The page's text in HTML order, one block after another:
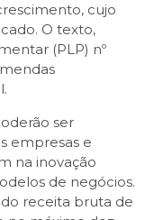
cujo
O texto,
(PLP) nº
ser
empresas e
na inovação
de negócios.
receita bruta de